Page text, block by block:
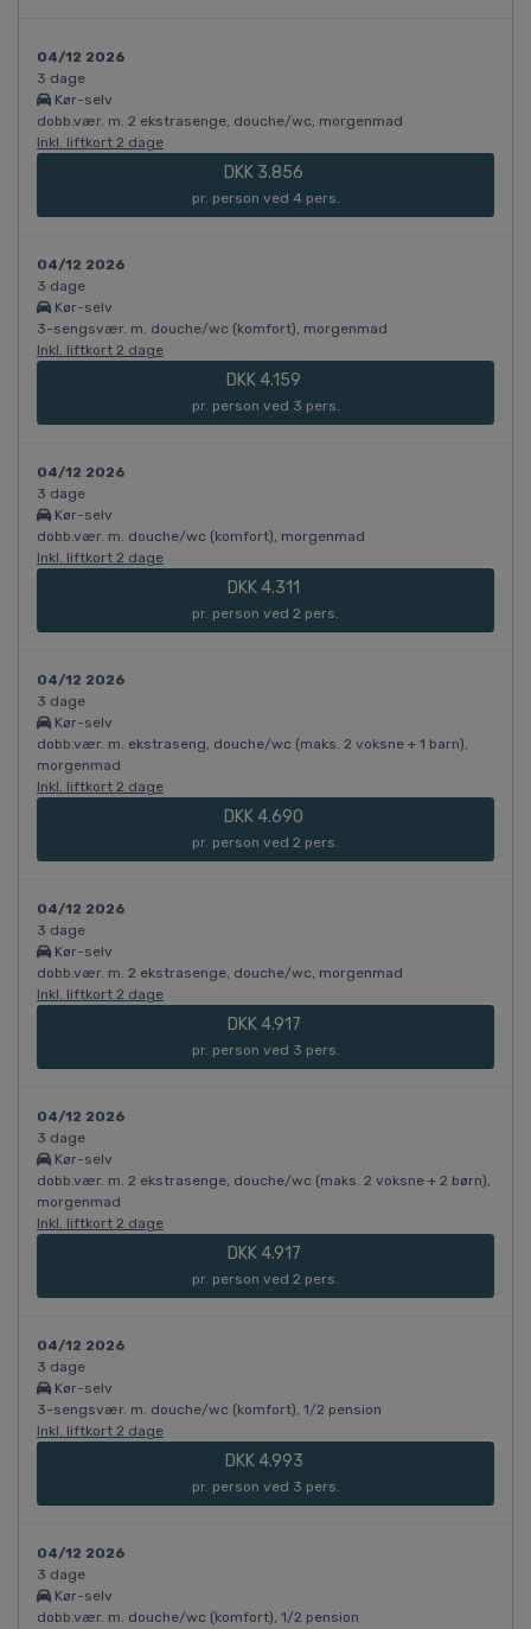
04/12 2026
3 dage
Kør-selv
dobb.vær. m. 2 ekstrasenge, douche/wc, morgenmad
Inkl. liftkort 2 dage
DKK 3.856
pr. person ved 4 pers.
04/12 2026
3 dage
Kør-selv
3-sengsvær. m. douche/wc (komfort), morgenmad
Inkl. liftkort 2 dage
DKK 4.159
pr. person ved 3 pers.
04/12 2026
3 dage
Kør-selv
dobb.vær. m. douche/wc (komfort), morgenmad
Inkl. liftkort 2 dage
DKK 4.311
pr. person ved 2 pers.
04/12 2026
3 dage
Kør-selv
dobb.vær. m. ekstraseng, douche/wc (maks. 2 voksne + 1 barn),
morgenmad
Inkl. liftkort 2 dage
DKK 4.690
pr. person ved 2 pers.
04/12 2026
3 dage
Kør-selv
dobb.vær. m. 2 ekstrasenge, douche/wc, morgenmad
Inkl. liftkort 2 dage
DKK 4.917
pr. person ved 3 pers.
04/12 2026
3 dage
Kør-selv
dobb.vær. m. 2 ekstrasenge, douche/wc (maks. 2 voksne + 2 børn),
morgenmad
Inkl. liftkort 2 dage
DKK 4.917
pr. person ved 2 pers.
04/12 2026
3 dage
Kør-selv
3-sengsvær. m. douche/wc (komfort), 1/2 pension
Inkl. liftkort 2 dage
DKK 4.993
pr. person ved 3 pers.
04/12 2026
3 dage
Kør-selv
dobb.vær. m. douche/wc (komfort), 1/2 pension